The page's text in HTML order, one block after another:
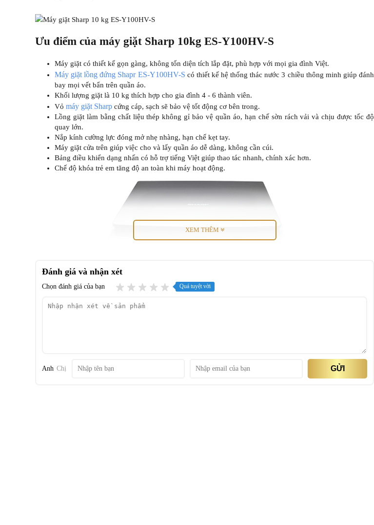
Ưu điểm của máy giặt Sharp 10kg ES-Y100HV-S
Máy giặt có thiết kế gọn gàng, không tốn diện tích lắp đặt, phù hợp với mọi gia đình Việt.
Máy giặt lồng đứng Shapr ES-Y100HV-S có thiết kế hệ thống thác nước 3 chiều thông minh giúp đánh
bay mọi vết bẩn trên quần áo.
Khối lượng giặt là 10 kg thích hợp cho gia đình 4 - 6 thành viên.
Vỏ máy giặt Sharp cứng cáp, sạch sẽ bảo vệ tốt động cơ bên trong.
Lồng giặt làm bằng chất liệu thép không gỉ bảo vệ quần áo, hạn chế sờn rách vải và chịu được tốc độ
quay lớn.
Nắp kính cường lực đóng mở nhẹ nhàng, hạn chế kẹt tay.
Máy giặt cửa trên giúp việc cho và lấy quần áo dễ dàng, không cần cúi.
Bảng điều khiển dạng nhấn có hỗ trợ tiếng Việt giúp thao tác nhanh, chính xác hơn.
Chế độ khóa trẻ em tăng độ an toàn khi máy hoạt động.
XEM THÊM
Đánh giá và nhận xét
Chọn đánh giá của bạn Quá tuyệt vời
Anh Chị GỬI